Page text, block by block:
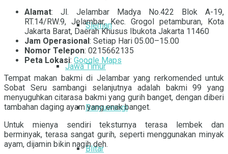
Sleman
Jawa Timur
Banyuwangi
Blitar
Alamat: Jl. Jelambar Madya No.422 Blok A-19,
RT.14/RW.9, Jelambar, Kec. Grogol petamburan, Kota
Jakarta Barat, Daerah Khusus Ibukota Jakarta 11460
Jam Operasional: Setiap Hari 05.00–15.00
Nomor Telepon: 0215662135
Peta Lokasi: Google Maps
Tempat makan bakmi di Jelambar yang rerkomended untuk
Sobat Seru sambangi selanjutnya adalah bakmi 99 yang
menyuguhkan citarasa bakmi yang gurih banget, dengan diberi
tambahan daging ayam yang enak banget.
Untuk mienya sendiri teksturnya terasa lembek dan
berminyak, terasa sangat gurih, seperti menggunakan minyak
ayam, dijamin bikin nagih deh.